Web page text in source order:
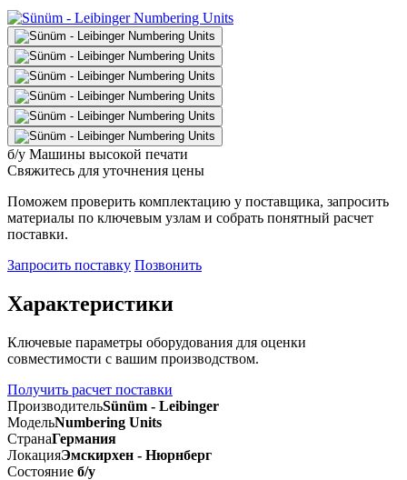
б/у Машины высокой печати
Свяжитесь для уточнения цены
Поможем проверить комплектацию у поставщика, запросить
материалы по ключевым узлам и собрать понятный расчет
поставки.
Запросить поставку Позвонить
Характеристики
Ключевые параметры оборудования для оценки
совместимости с вашим производством.
Получить расчет поставки
ПроизводительSünüm - Leibinger
МодельNumbering Units
СтранаГермания
ЛокацияЭмскирхен - Нюрнберг
Состояние б/у